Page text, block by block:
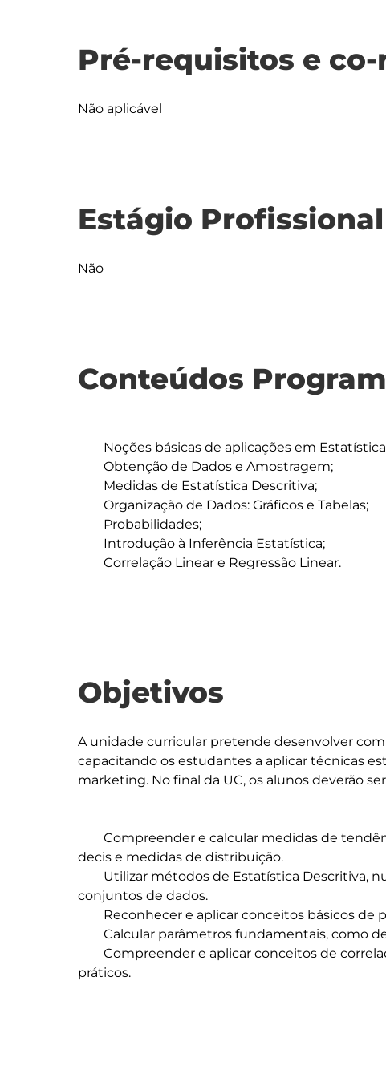
Pré-requisitos e
Não aplicável
Estágio Profissional
Não
Conteúdos
Objetivos
A unidade curricular pretende desenvolver
capacitando os estudantes a aplicar técnicas
marketing. No final da UC, os alunos deverão
decis e medidas de distribuição.
conjuntos de dados.
práticos.